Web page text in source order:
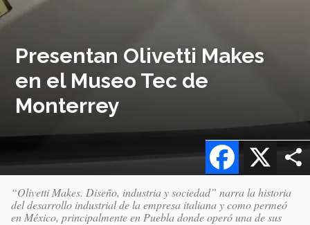
Presentan Olivetti Makes
en el Museo Tec de
Monterrey
X
Facebook
“Olivetti Makes. Diseño, industria y sociedad” narra la historia
del desarrollo industrial de la empresa italiana y como permeó
en México, principalmente en Puebla donde operó una de sus